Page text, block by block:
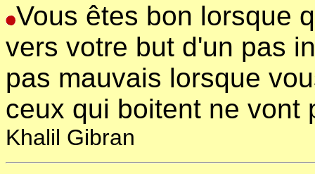
Vous êtes bon lorsque
vers votre but d'un pas
pas mauvais lorsque
ceux qui boitent ne vont
Khalil Gibran